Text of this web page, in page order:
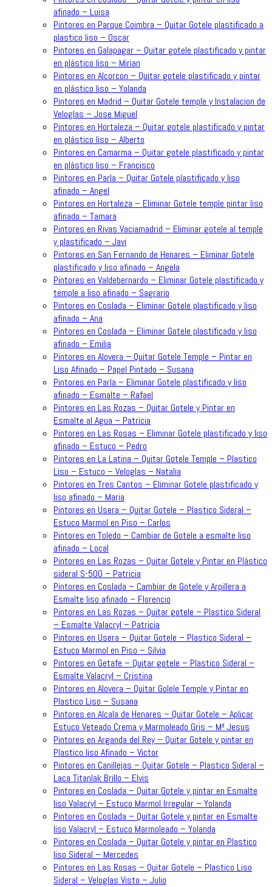
afinado – Luisa
Pintores en Parque Coimbra – Quitar Gotele plastificado a
plastico liso – Oscar
Pintores en Galapagar – Quitar gotele plastificado y pintar
en plástico liso – Mirian
Pintores en Alcorcon – Quitar gotele plastificado y pintar
en plástico liso – Yolanda
Pintores en Madrid – Quitar Gotele temple y Instalacion de
Veloglas – Jose Miguel
Pintores en Hortaleza – Quitar gotele plastificado y pintar
en plástico liso – Alberto
Pintores en Camarma – Quitar gotele plastificado y pintar
en plástico liso – Francisco
Pintores en Parla – Quitar Gotele plastificado y liso
afinado – Angel
Pintores en Hortaleza – Eliminar Gotele temple pintar liso
afinado – Tamara
Pintores en Rivas Vaciamadrid – Eliminar gotele al temple
y plastificado – Javi
Pintores en San Fernando de Henares – Eliminar Gotele
plastificado y liso afinado – Angela
Pintores en Valdebernardo – Eliminar Gotele plastificado y
temple a liso afinado – Sagrario
Pintores en Coslada – Eliminar Gotele plastificado y liso
afinado – Ana
Pintores en Coslada – Eliminar Gotele plastificado y liso
afinado – Emilia
Pintores en Alovera – Quitar Gotele Temple – Pintar en
Liso Afinado – Papel Pintado – Susana
Pintores en Parla – Eliminar Gotele plastificado y liso
afinado – Esmalte – Rafael
Pintores en Las Rozas – Quitar Gotele y Pintar en
Esmalte al Agua – Patricia
Pintores en Las Rosas – Eliminar Gotele plastificado y liso
afinado – Estuco – Pedro
Pintores en La Latina – Quitar Gotele Temple – Plastico
Liso – Estuco – Veloglas – Natalia
Pintores en Tres Cantos – Eliminar Gotele plastificado y
liso afinado – Maria
Pintores en Usera – Quitar Gotele – Plastico Sideral –
Estuco Marmol en Piso – Carlos
Pintores en Toledo – Cambiar de Gotele a esmalte liso
afinado – Local
Pintores en Las Rozas – Quitar Gotele y Pintar en Plástico
sideral S-500 – Patricia
Pintores en Coslada – Cambiar de Gotele y Arpillera a
Esmalte liso afinado – Florencio
Pintores en Las Rozas – Quitar gotele – Plastico Sideral
– Esmalte Valacryl – Patricia
Pintores en Usera – Quitar Gotele – Plastico Sideral –
Estuco Marmol en Piso – Silvia
Pintores en Getafe – Quitar gotele – Plastico Sideral –
Esmalte Valacryl – Cristina
Pintores en Alovera – Quitar Golele Temple y Pintar en
Plastico Liso – Susana
Pintores en Alcala de Henares – Quitar Gotele – Aplicar
Estuco Veteado Crema y Marmoleado Gris – Mª Jesus
Pintores en Arganda del Rey – Quitar Gotele y pintar en
Plastico liso Afinado – Victor
Pintores en Canillejas – Quitar Gotele – Plastico Sideral –
Laca Titanlak Brillo – Elvis
Pintores en Coslada – Quitar Gotele y pintar en Esmalte
liso Valacryl – Estuco Marmol Irregular – Yolanda
Pintores en Coslada – Quitar Gotele y pintar en Esmalte
liso Valacryl – Estuco Marmoleado – Yolanda
Pintores en Coslada – Quitar Gotele y pintar en Plastico
liso Sideral – Mercedes
Pintores en Las Rosas – Quitar Gotele – Plastico Liso
Sideral – Veloglas Visto – Julio